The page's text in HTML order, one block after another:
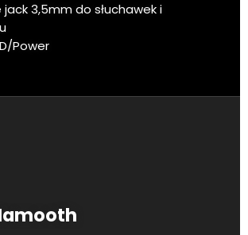
jack 3,5mm do słuchawek i
Power